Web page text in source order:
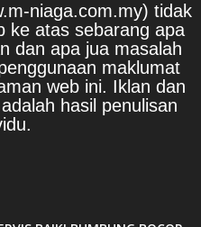
niaga.com.my) tidak
ke atas sebarang apa
dan apa jua masalah
maklumat
web ini. Iklan dan
hasil penulisan